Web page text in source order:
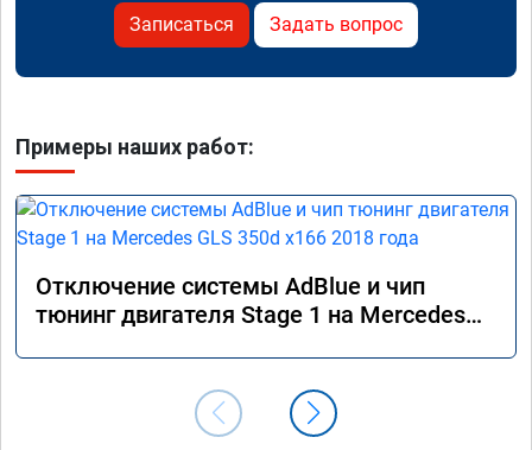
Записаться Задать вопрос
Примеры наших работ:
Отключение системы AdBlue и чип
тюнинг двигателя Stage 1 на Mercedes